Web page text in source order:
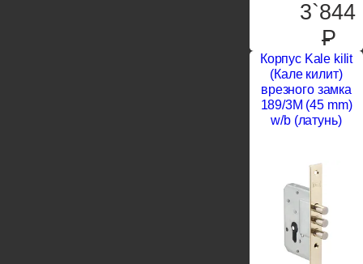
3`844
P
Корпус Kale kilit
(Кале килит)
врезного замка
189/3M (45 mm)
w/b (латунь)